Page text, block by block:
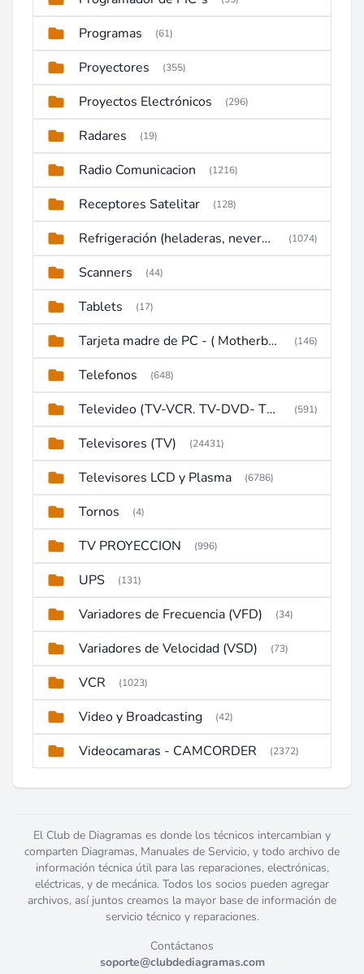
Programas (61)
Proyectores (355)
Proyectos Electrónicos (296)
Radares (19)
Radio Comunicacion (1216)
Receptores Satelitar (128)
Refrigeración (heladeras, neveras, congeladores) (1074)
Scanners (44)
Tablets (17)
Tarjeta madre de PC - ( Motherboard ) (146)
Telefonos (648)
Televideo (TV-VCR. TV-DVD- TV-DVD-VCR) (591)
Televisores (TV) (24431)
Televisores LCD y Plasma (6786)
Tornos (4)
TV PROYECCION (996)
UPS (131)
Variadores de Frecuencia (VFD) (34)
Variadores de Velocidad (VSD) (73)
VCR (1023)
Video y Broadcasting (42)
Videocamaras - CAMCORDER (2372)
El Club de Diagramas es donde los técnicos intercambian y
comparten Diagramas, Manuales de Servicio, y todo archivo de
información técnica útil para las reparaciones, electrónicas,
eléctricas, y de mecánica. Todos los socios pueden agregar
archivos, así juntos creamos la mayor base de información de
servicio técnico y reparaciones.
Contáctanos
soporte@clubdediagramas.com